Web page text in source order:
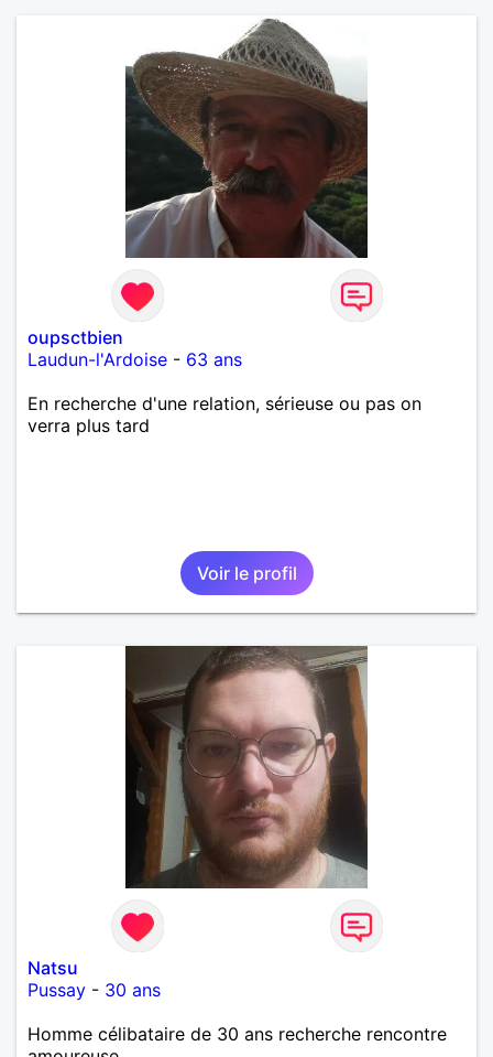
oupsctbien
Laudun-l'Ardoise - 63 ans
En recherche d'une relation, sérieuse ou pas on
verra plus tard
Voir le profil
Natsu
Pussay - 30 ans
Homme célibataire de 30 ans recherche rencontre